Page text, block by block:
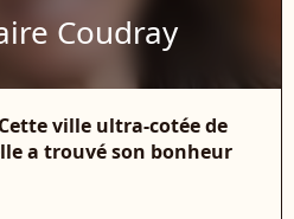
Coudray
ville ultra-cotée de
a trouvé son bonheur